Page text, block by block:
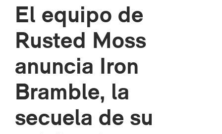
El equipo de
Rusted Moss
anuncia Iron
Bramble, la
secuela de su